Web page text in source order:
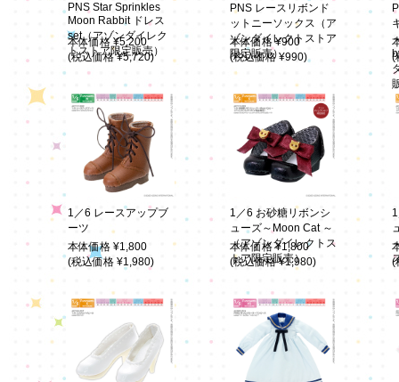
PNS Star Sprinkles
Moon Rabbit ドレス
set（アゾンダイレク
トストア限定販売）
本体価格 ¥5,200
(税込価格 ¥5,720)
PNS レースリボンド
ットニーソックス（ア
ゾンダイレクトストア
限定販売）
本体価格 ¥900
(税込価格 ¥990)
(
1／6 レースアップブ
ーツ
本体価格 ¥1,800
(税込価格 ¥1,980)
1／6 お砂糖リボンシ
ューズ～Moon Cat ～
（アゾンダイレクトス
トア限定販売）
本体価格 ¥1,800
(税込価格 ¥1,980)
(